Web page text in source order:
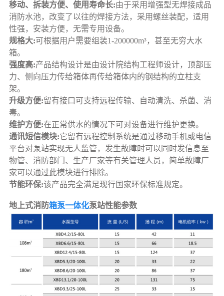
移动、拆装方便、使用寿命长:由于采用增强型无焊接成品
消防水池，改变了以往的焊接方法，采用螺丝装配，适用
性强，安装方便，无需专用设备。
规格大:可根据用户需要组装1-200000m³，甚至无穷大水
箱。
强度高:产品结构设计是由设计院结构工程师设计，顶部压
力、侧向压力传给箱体再传给箱体内的钢结构的立柱支
架。
升级方便:留有接口可支持远程传输、自动清洗、杀菌、消
毒。
维护方便:在正常供水的情况下可对设备进行维护更换。
通讯短信模块:它留有远程控制系统是通过移动手机或电信
平台对泵站实现无人监管，发生故障时可以同时发信息至
物管、消防部门、生产厂家等有关管理人员，简单故障厂
家可以通过此模块进行排除。
节能环保:该产品完全满足现行国家环保标准规定。
地上式消防箱泵一体化泵站性能参数